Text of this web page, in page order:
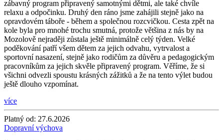
zábavný program připravený samotnými dětmi, ale také chvíle
relaxu a odpočinku. Druhý den ráno jsme zahájili stejně jako na
opravdovém táboře - během a společnou rozcvičkou. Cesta zpět na
kole byla pro mnohé trochu smutná, protože většina z nás by na
Mozolově nejraději zůstala ještě minimálně celý týden. Velké
poděkování patří všem dětem za jejich odvahu, vytrvalost a
sportovní nasazení, stejně jako rodičům za důvěru a pedagogickým
pracovníkům za jejich skvěle připravený program. Věříme, že si
všichni odvezli spoustu krásných zážitků a že na tento výlet budou
ještě dlouho vzpomínat.
více
Platný od: 27.6.2026
Dopravní výchova